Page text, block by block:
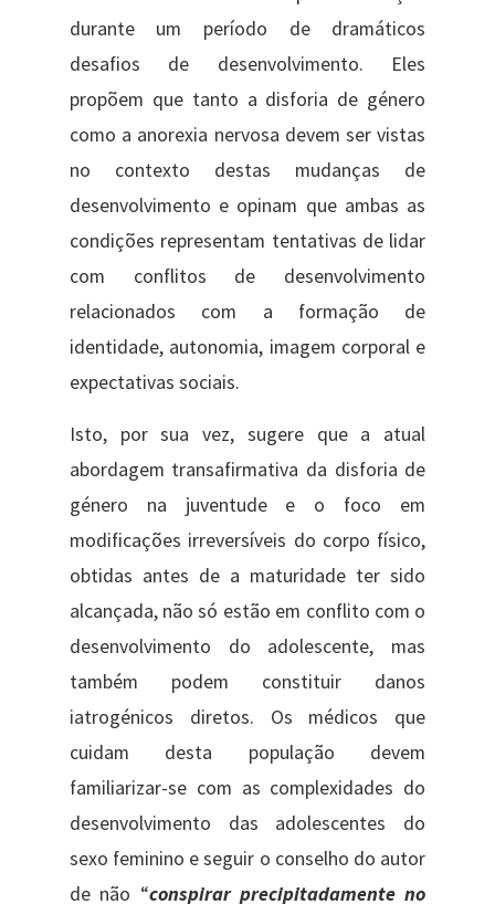
durante um período de dramáticos
desafios de desenvolvimento. Eles
propõem que tanto a disforia de género
como a anorexia nervosa devem ser vistas
no contexto destas mudanças de
desenvolvimento e opinam que ambas as
condições representam tentativas de lidar
com conflitos de desenvolvimento
relacionados com a formação de
identidade, autonomia, imagem corporal e
expectativas sociais.
Isto, por sua vez, sugere que a atual
abordagem transafirmativa da disforia de
género na juventude e o foco em
modificações irreversíveis do corpo físico,
obtidas antes de a maturidade ter sido
alcançada, não só estão em conflito com o
desenvolvimento do adolescente, mas
também podem constituir danos
iatrogénicos diretos. Os médicos que
cuidam desta população devem
familiarizar-se com as complexidades do
desenvolvimento das adolescentes do
sexo feminino e seguir o conselho do autor
de não “conspirar precipitadamente no